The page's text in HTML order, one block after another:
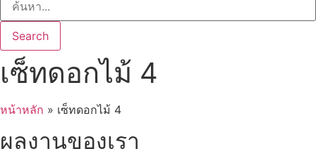
Search
เซ็ทดอกไม้ 4
หน้าหลัก » เซ็ทดอกไม้ 4
ผลงานของเรา